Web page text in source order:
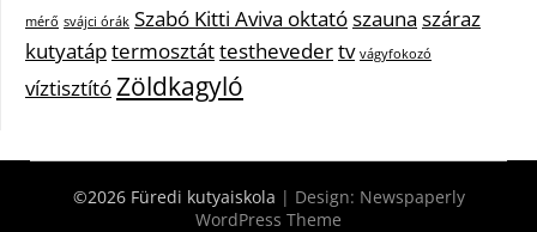
mérő svájci órák Szabó Kitti Aviva oktatószauna száraz
kutyatáptermosztáttesthevedertv vágyfokozó
víztisztítóZöldkagyló
©2026 Füredi kutyaiskola | Design: Newspaperly
WordPress Theme